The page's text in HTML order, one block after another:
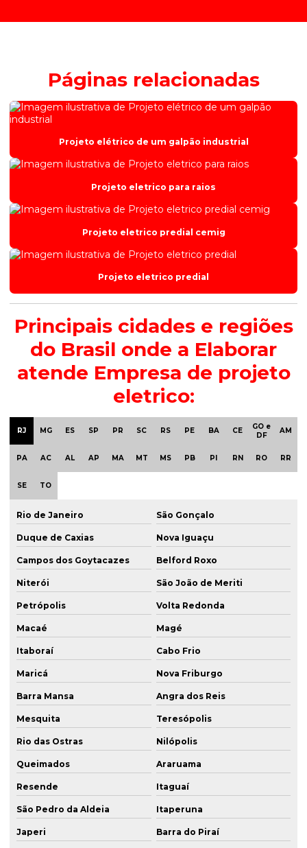
Páginas relacionadas
Projeto elétrico de um galpão industrial
Projeto eletrico para raios
Projeto eletrico predial cemig
Projeto eletrico predial
Principais cidades e regiões
do Brasil onde a Elaborar
atende Empresa de projeto
eletrico:
RJ MG ES SP PR SC RS PE BA CE
GO e
DF
AM
PA AC AL AP MA MT MS PB PI RN RO RR
SE TO
Rio de Janeiro São Gonçalo
Duque de Caxias Nova Iguaçu
Campos dos Goytacazes Belford Roxo
Niterói São João de Meriti
Petrópolis Volta Redonda
Macaé Magé
Itaboraí Cabo Frio
Maricá Nova Friburgo
Barra Mansa Angra dos Reis
Mesquita Teresópolis
Rio das Ostras Nilópolis
Queimados Araruama
Resende Itaguaí
São Pedro da Aldeia Itaperuna
Japeri Barra do Piraí